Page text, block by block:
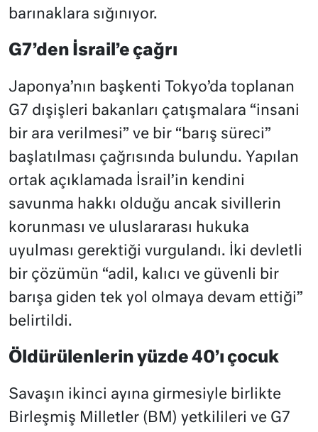
barınaklara sığınıyor.
G7’den İsrail’e çağrı
Japonya’nın başkenti Tokyo’da toplanan
G7 dışişleri bakanları çatışmalara “insani
bir ara verilmesi” ve bir “barış süreci”
başlatılması çağrısında bulundu. Yapılan
ortak açıklamada İsrail’in kendini
savunma hakkı olduğu ancak sivillerin
korunması ve uluslararası hukuka
uyulması gerektiği vurgulandı. İki devletli
bir çözümün “adil, kalıcı ve güvenli bir
barışa giden tek yol olmaya devam ettiği”
belirtildi.
Öldürülenlerin yüzde 40’ı çocuk
Savaşın ikinci ayına girmesiyle birlikte
Birleşmiş Milletler (BM) yetkilileri ve G7